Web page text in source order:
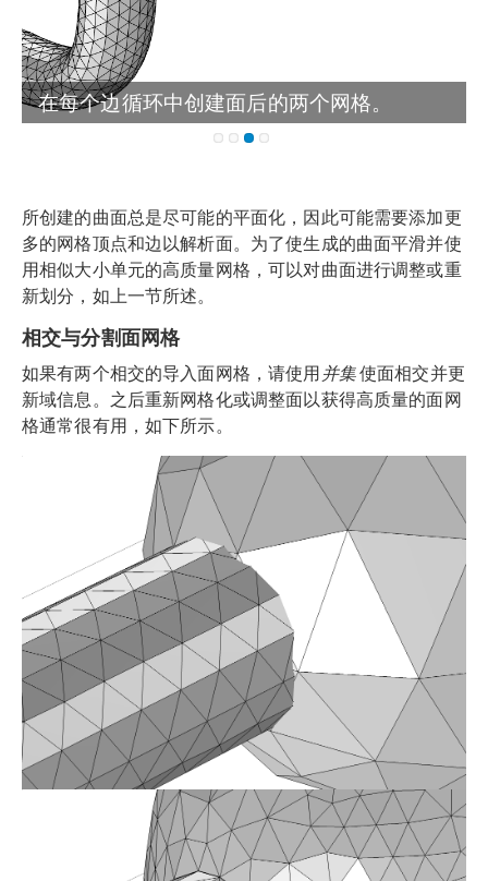
在每个边循环中创建面后的两个网格。
所创建的曲面总是尽可能的平面化，因此可能需要添加更
多的网格顶点和边以解析面。为了使生成的曲面平滑并使
用相似大小单元的高质量网格，可以对曲面进行调整或重
新划分，如上一节所述。
相交与分割面网格
如果有两个相交的导入面网格，请使用 并集使面相交并更
新域信息。之后重新网格化或调整面以获得高质量的面网
格通常很有用，如下所示。